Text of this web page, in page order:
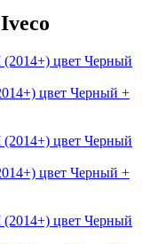
цвет Черный +
цвет Черный +